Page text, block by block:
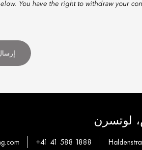
You have the right to withdraw your
لوتسرن
+41 41 588 1888